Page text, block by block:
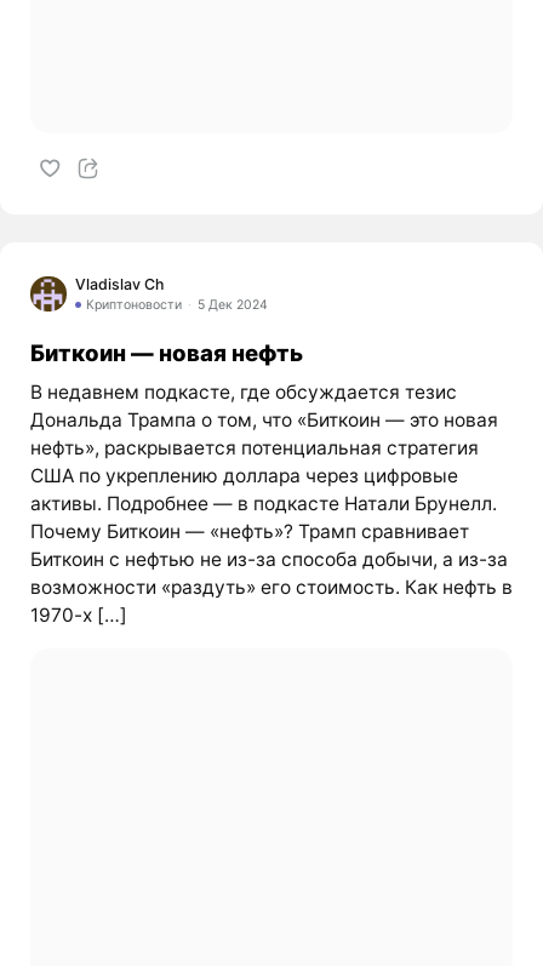
Vladislav Ch
Криптоновости 5 Дек 2024
Биткоин — новая нефть
В недавнем подкасте, где обсуждается тезис
Дональда Трампа о том, что «Биткоин — это новая
нефть», раскрывается потенциальная стратегия
США по укреплению доллара через цифровые
активы. Подробнее — в подкасте Натали Брунелл.
Почему Биткоин — «нефть»? Трамп сравнивает
Биткоин с нефтью не из-за способа добычи, а из-за
возможности «раздуть» его стоимость. Как нефть в
1970-х […]